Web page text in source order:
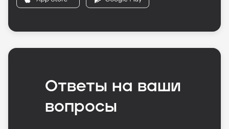
Ответы на ваши
вопросы